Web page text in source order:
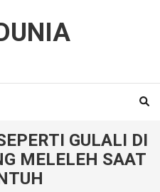
GULALI DI
MELELEH SAAT